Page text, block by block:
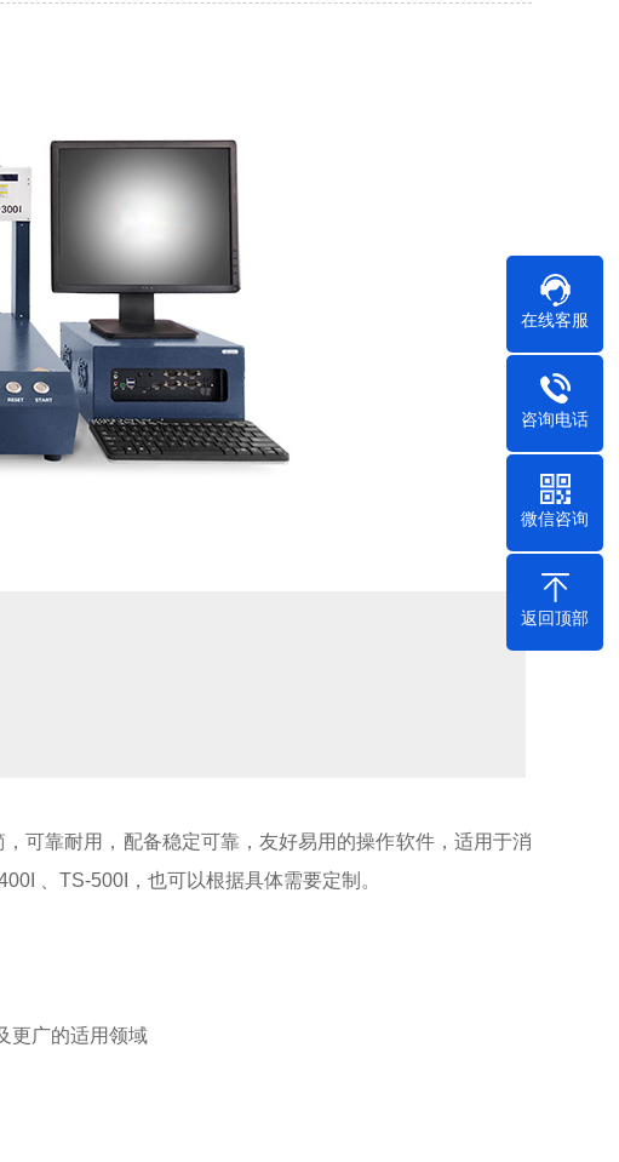
可靠耐用，配备稳定可靠，友好易用的操作软件，适用于消
、TS-500I，也可以根据具体需要定制。
更广的适用领域
在线客服
咨询电话
微信咨询
返回顶部